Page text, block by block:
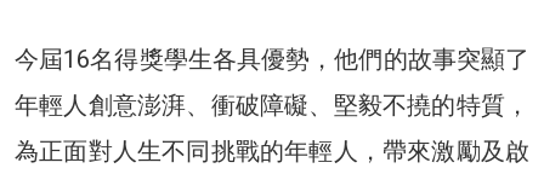
今屆16名得獎學生各具優勢，他們的故事突顯了
年輕人創意澎湃、衝破障礙、堅毅不撓的特質，
為正面對人生不同挑戰的年輕人，帶來激勵及啟